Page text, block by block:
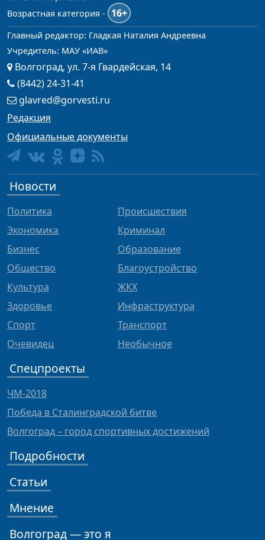
Возрастная категория -
16+
Главный редактор: Гладкая Наталия Андреевна
Учредитель: МАУ «ИАВ»
Волгоград, ул. 7-я Гвардейская, 14
(8442) 24-31-41
glavred@gorvesti.ru
Редакция
Официальные документы
Новости
Политика
Экономика
Бизнес
Общество
Культура
Здоровье
Спорт
Очевидец
Происшествия
Криминал
Образование
Благоустройство
ЖКХ
Инфраструктура
Транспорт
Необычное
Спецпроекты
ЧМ-2018
Победа в Сталинградской битве
Волгоград – город спортивных достижений
Подробности
Статьи
Мнение
Волгоград — это я